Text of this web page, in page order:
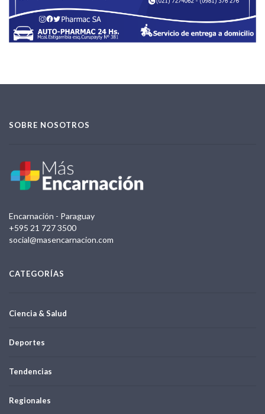
SOBRE NOSOTROS
Encarnación - Paraguay
+595 21 727 3500
social@masencarnacion.com
CATEGORÍAS
Ciencia & Salud
Deportes
Tendencias
Regionales